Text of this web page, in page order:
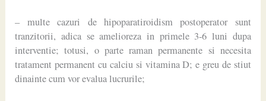
– multe cazuri de hipoparatiroidism postoperator sunt
tranzitorii, adica se amelioreza in primele 3-6 luni dupa
interventie; totusi, o parte raman permanente si necesita
tratament permanent cu calciu si vitamina D; e greu de stiut
dinainte cum vor evalua lucrurile;